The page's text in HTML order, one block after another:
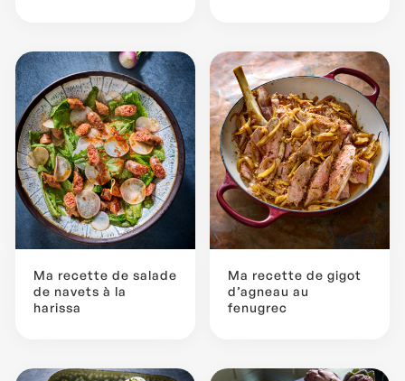
Ma recette de salade
de navets à la
harissa
Ma recette de gigot
d’agneau au
fenugrec